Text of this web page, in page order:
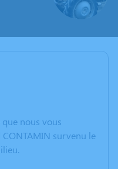
que nous vous
survenu le